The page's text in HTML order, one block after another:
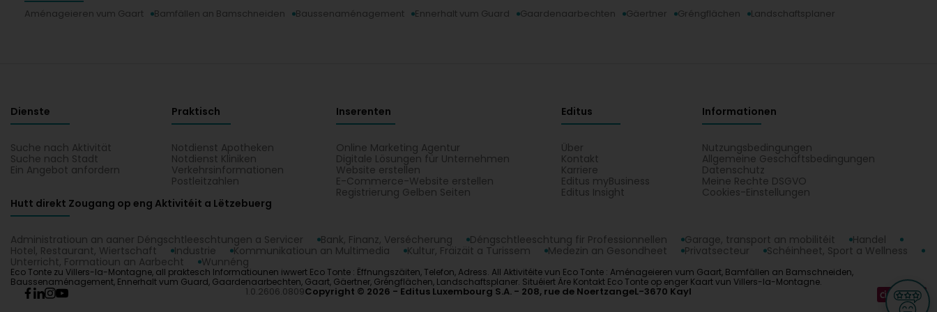
highly recommend this company.
Aménageieren vum Gaart
Bamfällen an Bamschneiden Baussenaménagement Ennerhalt vum Guard Gaardenaarbechten Gäertner Gréngflächen Landschaftsplaner
Dienste
Suche nach Aktivität
Suche nach Stadt
Ein Angebot anfordern
Praktisch
Notdienst Apotheken
Notdienst Kliniken
Verkehrsinformationen
Postleitzahlen
Inserenten
Online Marketing Agentur
Digitale Lösungen für Unternehmen
Website erstellen
E-Commerce-Website erstellen
Registrierung Gelben Seiten
Editus
Über
Kontakt
Karriere
Editus myBusiness
Editus Insight
Informationen
Nutzungsbedingungen
Allgemeine Geschäftsbedingungen
Datenschutz
Meine Rechte DSGVO
Cookies-Einstellungen
Hutt direkt Zougang op eng Aktivitéit a Lëtzebuerg
Administratioun an aaner Déngschtleeschtungen a Servicer Bank, Finanz, Versécherung Déngschtleeschtung fir Professionnellen Garage, transport an mobilitéit
Handel
Hotel, Restaurant, Wiertschaft
Industrie Kommunikatioun an Multimedia Kultur, Fräizäit a Turissem Medezin an Gesondheet Privatsecteur
Schéinheet, Sport a Wellness
Unterricht, Formatioun an Aarbecht
Wunnéng
Eco Tonte zu Villers-la-Montagne, all praktesch Informatiounen iwwert Eco Tonte : Ëffnungszäiten, Telefon, Adress. All Aktivitéite vun Eco Tonte : Aménageieren vum Gaart, Bamfällen an Bamschneiden,
Baussenaménagement, Ennerhalt vum Guard, Gaardenaarbechten, Gaart, Gäertner, Gréngflächen, Landschaftsplaner. Situéiert Äre Kontakt Eco Tonte op enger Kaart vun Villers-la-Montagne.
1.0.2606.0809Copyright © 2026 Editus Luxembourg S.A. 208, rue de NoertzangeL-3670 Kayl